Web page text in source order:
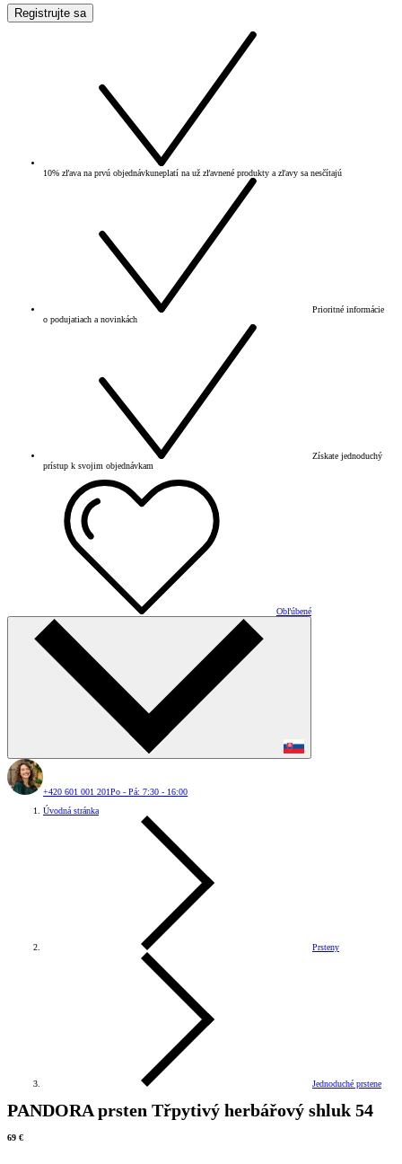
Registrujte sa
10% zľava na prvú objednávkuneplatí na už zľavnené produkty a zľavy sa nesčítajú
Prioritné informácie
o podujatiach a novinkách
Získate jednoduchý
prístup k svojim objednávkam
Obľúbené
+420 601 001 201Po - Pá: 7:30 - 16:00
Úvodná stránka
Prsteny
Jednoduché prstene
PANDORA prsten Třpytivý herbářový shluk 54
69 €